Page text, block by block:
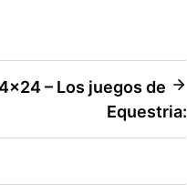
– Los juegos de
Equestria: